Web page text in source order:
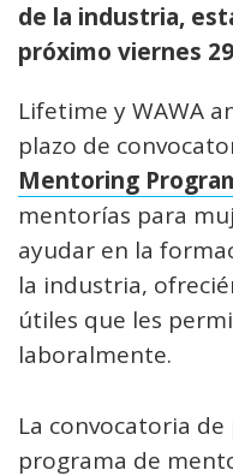
de la industria,
próximo viernes
Lifetime y WAWA
plazo de
Mentoring
mentorías para
ayudar en la
la industria,
útiles que les
laboralmente.
La convocatoria
programa de